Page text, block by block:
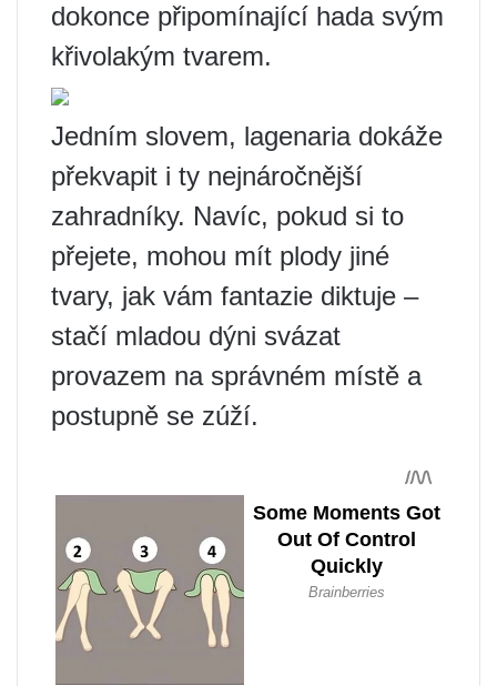
dokonce připomínající hada svým
křivolakým tvarem.
Jedním slovem, lagenaria dokáže
překvapit i ty nejnáročnější
zahradníky. Navíc, pokud si to
přejete, mohou mít plody jiné
tvary, jak vám fantazie diktuje –
stačí mladou dýni svázat
provazem na správném místě a
postupně se zúží.